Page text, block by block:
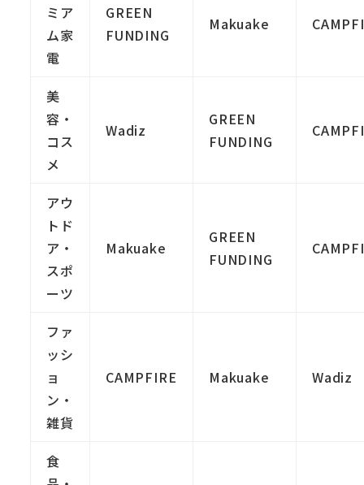
ミア
ム家
電
GREEN
FUNDING
Makuake
美
容・
コス
メ
Wadiz
GREEN
FUNDING
アウ
トド
ア・
スポ
ーツ
Makuake
GREEN
FUNDING
ファ
ッシ
ョ
ン・
雑貨
CAMPFIRE Makuake Wadiz
食